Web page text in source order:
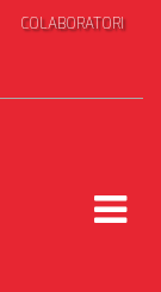
COLABORATORI